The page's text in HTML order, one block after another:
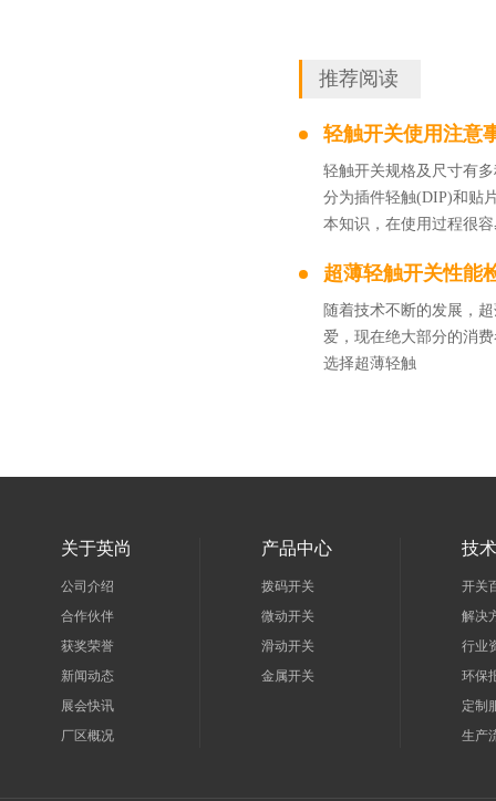
推荐阅读
轻触开关使用注意
轻触开关规格及尺寸有
分为插件轻触(DIP)和贴
本知识，在使用过程很
超薄轻触开关性能
随着技术不断的发展，
爱，现在绝大部分的消
选择超薄轻触
关于英尚
公司介绍
合作伙伴
获奖荣誉
新闻动态
展会快讯
厂区概况
产品中心
拨码开关
微动开关
滑动开关
金属开关
技
开关
解决
行业
环保
定制
生产